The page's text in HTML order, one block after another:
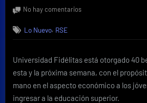
on
No hay comentariosen
otorgará
becas
diarias
durante
esta
Lo Nuevo, RSE
Universidad Fidélitas está otorgado 40
esta y la próxima semana, con el
mano en el aspecto económico a los
ingresar a la educación superior.